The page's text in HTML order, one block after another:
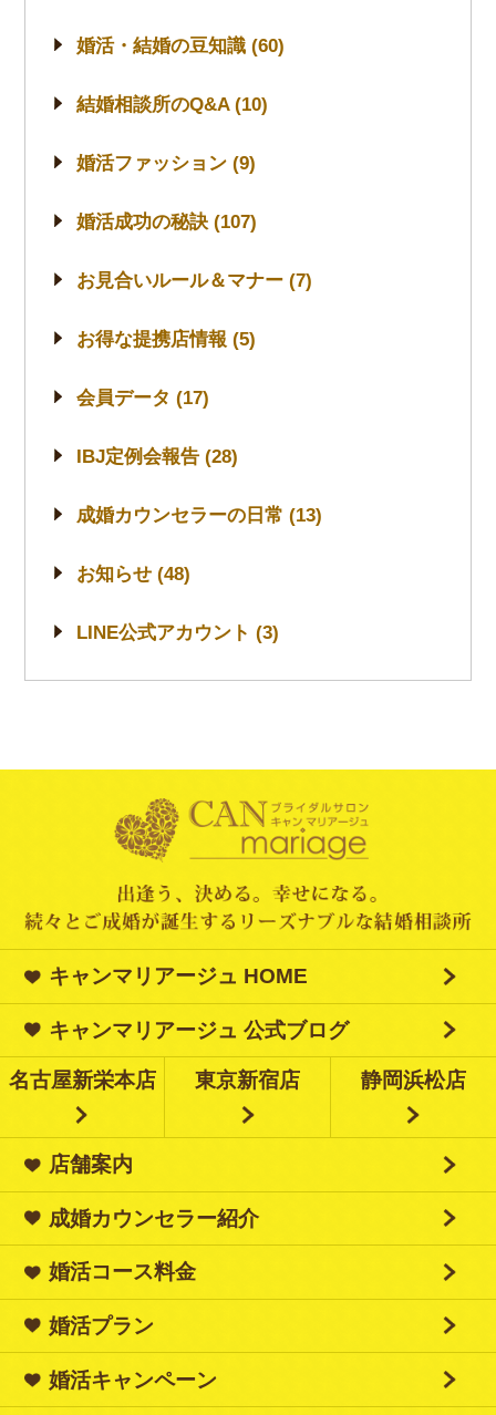
婚活・結婚の豆知識 (60)
結婚相談所のQ&A (10)
婚活ファッション (9)
婚活成功の秘訣 (107)
お見合いルール＆マナー (7)
お得な提携店情報 (5)
会員データ (17)
IBJ定例会報告 (28)
成婚カウンセラーの日常 (13)
お知らせ (48)
LINE公式アカウント (3)
キャンマリアージュ HOME
キャンマリアージュ 公式ブログ
名古屋新栄本店 東京新宿店 静岡浜松店
店舗案内
成婚カウンセラー紹介
婚活コース料金
婚活プラン
婚活キャンペーン